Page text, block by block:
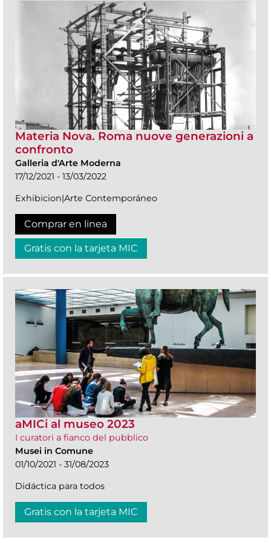
Materia Nova. Roma nuove generazioni a
confronto
Galleria d'Arte Moderna
17/12/2021 - 13/03/2022
Exhibicion|Arte Contemporáneo
Comprar en linea
Gratis con la tarjeta MIC
aMICi al museo 2023
I curatori a fianco del pubblico
Musei in Comune
01/10/2021 - 31/08/2023
Didáctica para todos
Gratis con la tarjeta MIC